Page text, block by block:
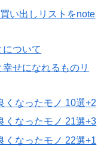
い出しリストをnote
ついて
せになれるものリ
くなったモノ 10選+2
くなったモノ 21選+3
くなったモノ 22選+1